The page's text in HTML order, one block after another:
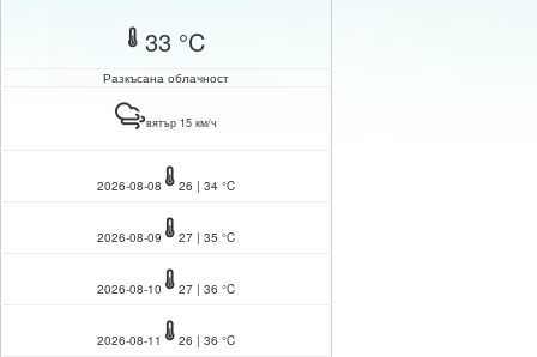
33 °C
Разкъсана облачност
вятър 15 км/ч
2026-08-08 26 | 34 °C
2026-08-09 27 | 35 °C
2026-08-10 27 | 36 °C
2026-08-11 26 | 36 °C